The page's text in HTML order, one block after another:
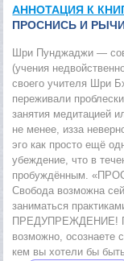
АННОТАЦИЯ К
ПРОСНИСЬ И
Шри Пунджаджи —
(учения
своего учителя Шри
переживали
занятия медитацией
не менее, изза
эго как просто ещё
убеждение, что в
пробуждённым.
Свобода возможна
заниматься
ПРЕДУПРЕЖДЕНИЕ!
возможно, осознаете
кем вы хотели бы